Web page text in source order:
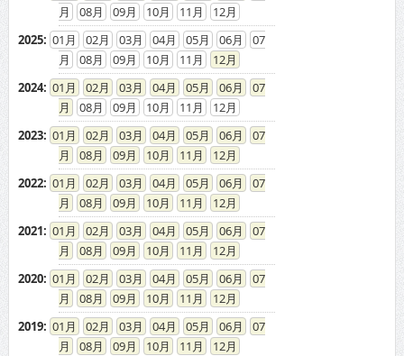
08
09 10 11
12
2025: 01 02 03 04 05 06
07
08
09 10 11
12
2024: 01 02 03 04 05 06
07
08
09 10 11
12
2023: 01 02 03 04 05 06
07
08
09 10 11
12
2022: 01 02 03 04 05 06
07
08
09 10 11
12
2021: 01 02 03 04 05 06
07
08
09 10 11
12
2020: 01 02 03 04 05 06
07
08
09 10 11
12
2019: 01 02 03 04 05 06
07
08
09 10 11
12